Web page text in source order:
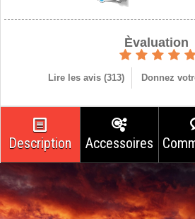
Èvaluation
Lire les avis (313) Donnez
Description Accessoires